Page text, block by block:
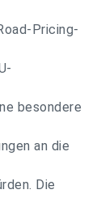
Pricing-
besondere
an die
Die